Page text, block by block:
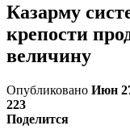
Казарму
крепости
величину
Опубликовано Июн
223
Поделится